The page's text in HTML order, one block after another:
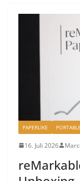
PAPERLIKE
16. Juli 2026